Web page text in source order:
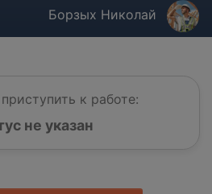
Борзых Николай
к работе:
не указан